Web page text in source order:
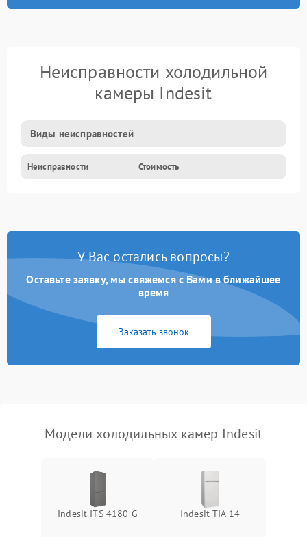
Неисправности холодильной
камеры Indesit
Виды неисправностей
Неисправности Стоимость
У Вас остались вопросы?
Оставьте заявку, мы свяжемся с Вами в ближайшее
время
Заказать звонок
Модели холодильных камер Indesit
Indesit ITS 4180 G Indesit TIA 14